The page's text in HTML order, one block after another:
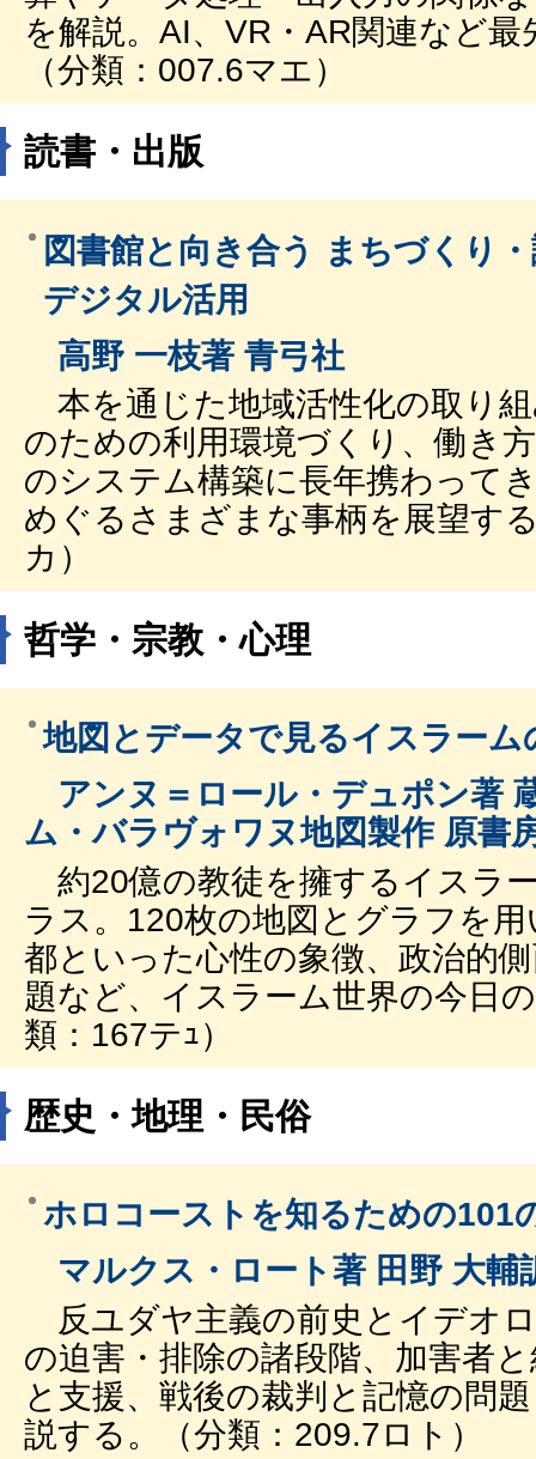
を解説。AI、VR・AR関連など
（分類：007.6マエ）
読書・出版
図書館と向き合う まちづくり
デジタル活用
高野 一枝著 青弓社
本を通じた地域活性化の取り
のための利用環境づくり、働き
のシステム構築に長年携わって
めぐるさまざまな事柄を展望す
カ）
哲学・宗教・心理
地図とデータで見るイスラー
アンヌ＝ロール・デュポン著
ム・バラヴォワヌ地図製作 原書
約20億の教徒を擁するイスラ
ラス。120枚の地図とグラフを
都といった心性の象徴、政治的
題など、イスラーム世界の今日
類：167テｭ）
歴史・地理・民俗
ホロコーストを知るための101
マルクス・ロート著 田野 大輔
反ユダヤ主義の前史とイデオ
の迫害・排除の諸段階、加害者
と支援、戦後の裁判と記憶の問
説する。（分類：209.7ロト）